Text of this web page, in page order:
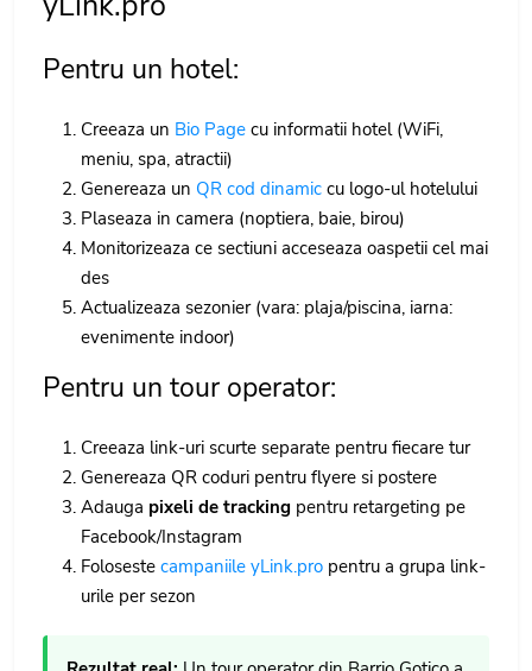
Pentru un hotel:
Creeaza un Bio Page cu informatii hotel (WiFi,
meniu, spa, atractii)
Genereaza un QR cod dinamic cu logo-ul hotelului
Plaseaza in camera (noptiera, baie, birou)
Monitorizeaza ce sectiuni acceseaza oaspetii cel mai
des
Actualizeaza sezonier (vara: plaja/piscina, iarna:
evenimente indoor)
Pentru un tour operator:
Creeaza link-uri scurte separate pentru fiecare tur
Genereaza QR coduri pentru flyere si postere
Adauga pixeli de tracking pentru retargeting pe
Facebook/Instagram
Foloseste campaniile yLink.pro pentru a grupa link-
urile per sezon